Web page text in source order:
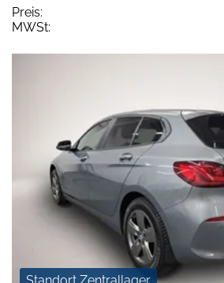
Preis:
MWSt:
Standort Zentrallager